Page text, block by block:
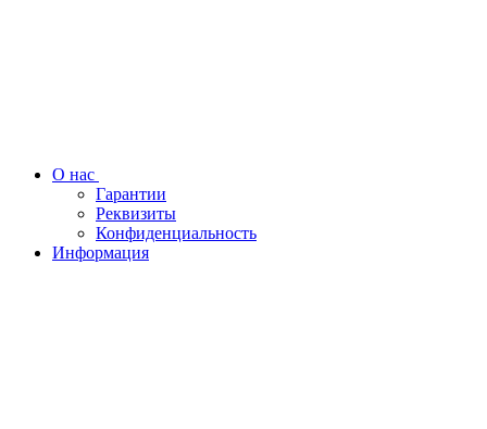
О нас
Гарантии
Реквизиты
Конфиденциальность
Информация